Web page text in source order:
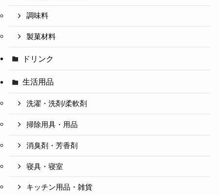
調味料
製菓材料
ドリンク
生活用品
洗濯・洗剤/柔軟剤
掃除用具・用品
消臭剤・芳香剤
寝具・寝室
キッチン用品・雑貨